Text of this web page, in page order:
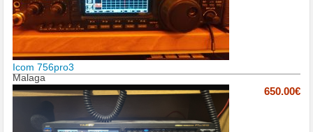
Icom 756pro3
Malaga
650.00€